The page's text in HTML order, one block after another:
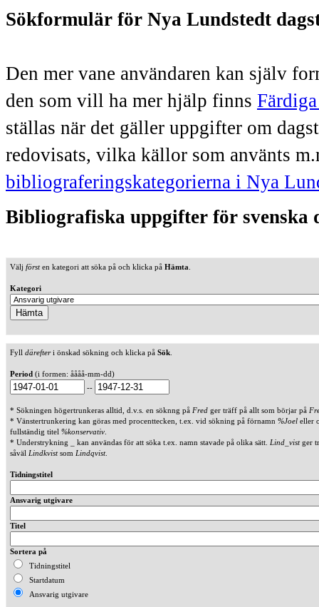
Sökformulär för Nya Lundstedt
Den mer vane användaren kan själv
den som vill ha mer hjälp finns
ställas när det gäller uppgifter om
redovisats, vilka källor som använts
bibliograferingskategorierna i Nya
Bibliografiska uppgifter för svenska
Välj försten kategori att söka på och klicka på Hämta
Kategori
Fyll därefteri önskad sökning och klicka på Sök
Period (i formen: åååå-mm-dd)
--
* Sökningen högertrunkeras alltid, d.v.s. en söknng på Fred ger träff på allt som börjar på
* Vänstertrunkering kan göras med procenttecken, t.ex. vid sökning på förnamn %Joel eller
fullständig titel %konservativ
* Understrykning _ kan användas för att söka t.ex. namn stavade på olika sätt. Lind_vistger
såväl Lindkvistsom Lindqvist.
Tidningstitel
Ansvarig utgivare
Titel
Sortera på
Tidningstitel
Startdatum
Ansvarig utgivare